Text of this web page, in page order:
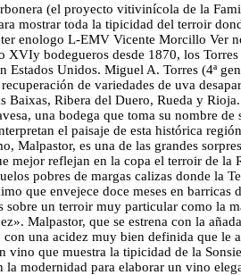
(el proyecto vitivinícola de la
mostrar toda la tipicidad del terroir
enologo L-EMV Vicente Morcillo Ver
XVIy bodegueros desde 1870, los
Estados Unidos. Miguel A. Torres (4ª
de variedades de uva
Baixas, Ribera del Duero, Rueda y
una bodega que toma su nombre
el paisaje de esta histórica
Malpastor, es una de las grandes
mejor reflejan en la copa el terroir de
pobres de margas calizas donde
que envejece doce meses en
sobre un terroir muy particular como la
Malpastor, que se estrena con la
una acidez muy bien definida que
vino que muestra la tipicidad de la
modernidad para elaborar un vino